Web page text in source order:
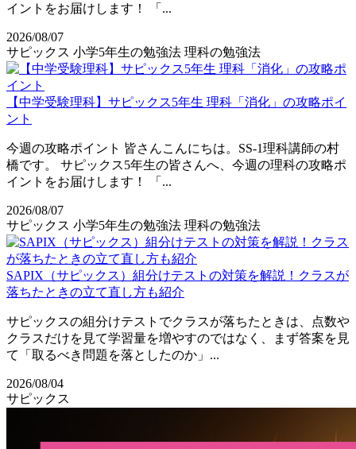
イントをお届けします！ 「...
2026/08/07
サピックス 小学5年生の勉強法 理科の勉強法
【中学受験理科】サピックス5年生 理科「消化」の攻略ポイ
ント
今週の攻略ポイント 皆さんこんにちは。SS-1理科講師の村
橋です。 サピックス5年生の皆さんへ、今週の理科の攻略ポ
イントをお届けします！ 「...
2026/08/07
サピックス 小学5年生の勉強法 理科の勉強法
SAPIX（サピックス）組分けテストの対策を解説！クラスが
落ちたときの立て直し方も紹介
サピックスの組分けテストでクラスが落ちたときは、点数や
クラスだけを見て学習量を増やすのではなく、まず答案を見
て「取るべき問題を落としたのか」...
2026/08/04
サピックス